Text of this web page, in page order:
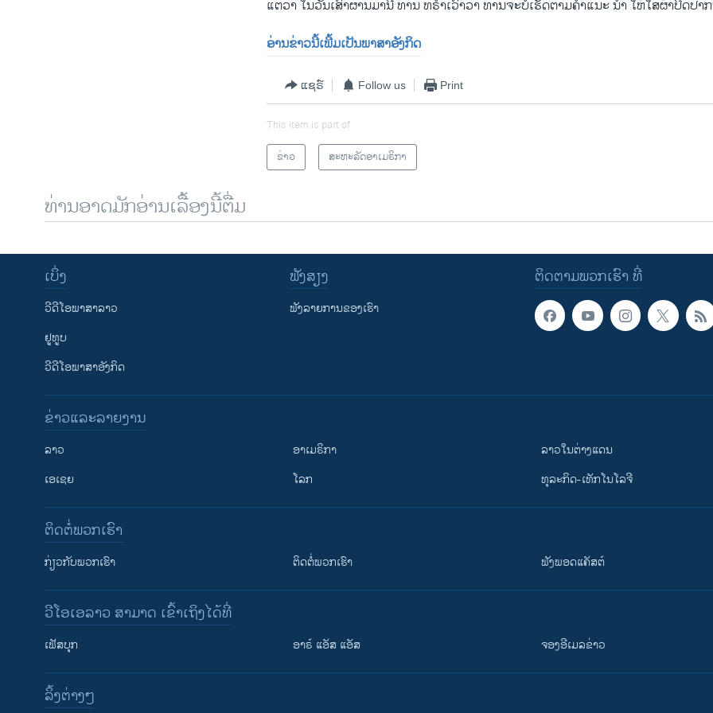
ຕິດຕາມພວກເຮົາ ທີ່
ແຕ່ວ່າ ໃນວັນເສົາຜ່ານມານີ້ ທ່ານ ທຣໍາເວົ້າວ່າ ທ່ານຈະບໍ່ເຮັດຕາມຄໍາແນະ ນໍາ ໃຫ້ໃສ່ຜ້າປິດປາ
ອ່ານຂ່າວນີ້ເພີ້ມເປັນພາສາອັງກິດ
ແຊຣ໌ Follow us Print
This item is part of
ຂ່າວ
ສະຫະລັດອາເມຣິກາ
ທ່ານອາດມັກອ່ານເລື້ອງນີ້ຕື່ມ
ຕິດຕາມພວກເຮົາ ທີ່
ເບິ່ງ
ວີດີໂອພາສາລາວ
ຢູທູບ
ວີດີໂອພາສາອັງກິດ
ຟັງສຽງ
ຟັງລາຍການຂອງເຮົາ
ຂ່າວແລະລາຍງານ
ລາວ
ເອເຊຍ
ອາເມຣິກາ
ໂລກ
ລາວໃນຕ່າງແດນ
ທຸລະກິດ-ເທັກໂນໂລຈີ
ຕິດຕໍ່ພວກເຮົາ
ກ່ຽວກັບພວກເຮົາ ຕິດຕໍ່ພວກເຮົາ ຟັງພອດແຄັສຕ໌
ວີໂອເອລາວ ສາມາດ ເຂົ້າເຖິງໄດ້ທີ່
ເຟັສບຸກ ອາຣ໌ ແອັສ ແອັສ ຈອງອີເມລຂ່າວ
​ລິ້ງ​ຕ່າງໆ